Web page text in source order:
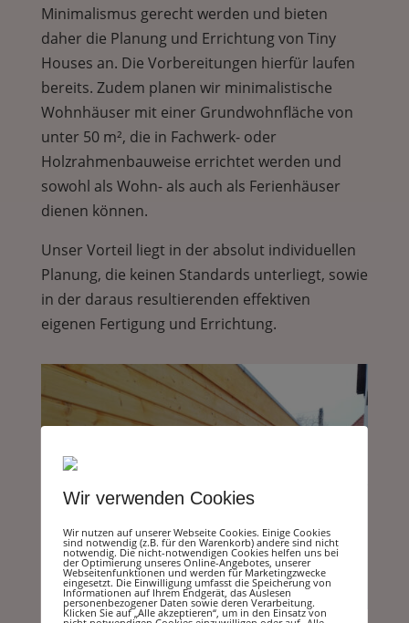
Minimalismus gerecht werden und bieten
daher die Planung und Errichtung von Tiny
Houses an. Die Vorbereitungen hierfür laufen
bereits. Zudem planen wir minimalistische
Wohnhäuser mit einer Grundwohnfläche von
unter 50 m², die in Fachwerk- oder
Holzrahmenbauweise errichtet werden und
sowohl als Wohn- als auch als Ferienhäuser
dienen können.
Unser Vorteil liegt in der absolut individuellen
Planung, die keinen Standards unterliegt, sowie
in der daraus resultierenden effektiven
eigenen Fertigung und Errichtung.
Wir verwenden Cookies
Wir nutzen auf unserer Webseite Cookies. Einige Cookies
sind notwendig (z.B. für den Warenkorb) andere sind nicht
notwendig. Die nicht-notwendigen Cookies helfen uns bei
der Optimierung unseres Online-Angebotes, unserer
Webseitenfunktionen und werden für Marketingzwecke
eingesetzt. Die Einwilligung umfasst die Speicherung von
Informationen auf Ihrem Endgerät, das Auslesen
personenbezogener Daten sowie deren Verarbeitung.
Klicken Sie auf „Alle akzeptieren“, um in den Einsatz von